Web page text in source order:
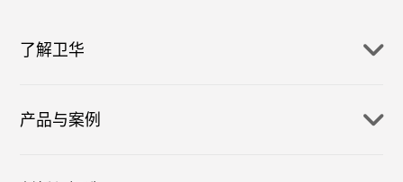
了解卫华
产品与案例